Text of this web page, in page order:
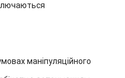
маніпуляційного